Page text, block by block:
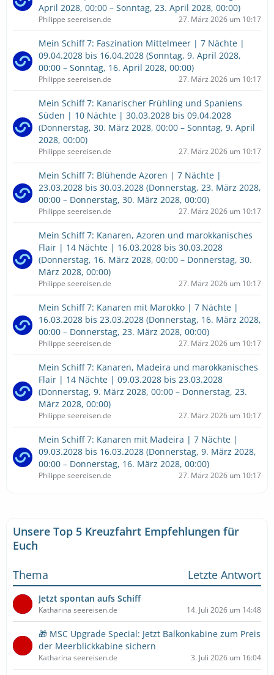
April 2028, 00:00 – Sonntag, 23. April 2028, 00:00)
Philippe seereisen.de 27. März 2026 um 10:17
Mein Schiff 7: Faszination Mittelmeer | 7 Nächte |
09.04.2028 bis 16.04.2028 (Sonntag, 9. April 2028,
00:00 – Sonntag, 16. April 2028, 00:00)
Philippe seereisen.de 27. März 2026 um 10:17
Mein Schiff 7: Kanarischer Frühling und Spaniens
Süden | 10 Nächte | 30.03.2028 bis 09.04.2028
(Donnerstag, 30. März 2028, 00:00 – Sonntag, 9. April
2028, 00:00)
Philippe seereisen.de 27. März 2026 um 10:17
Mein Schiff 7: Blühende Azoren | 7 Nächte |
23.03.2028 bis 30.03.2028 (Donnerstag, 23. März 2028,
00:00 – Donnerstag, 30. März 2028, 00:00)
Philippe seereisen.de 27. März 2026 um 10:17
Mein Schiff 7: Kanaren, Azoren und marokkanisches
Flair | 14 Nächte | 16.03.2028 bis 30.03.2028
(Donnerstag, 16. März 2028, 00:00 – Donnerstag, 30.
März 2028, 00:00)
Philippe seereisen.de 27. März 2026 um 10:17
Mein Schiff 7: Kanaren mit Marokko | 7 Nächte |
16.03.2028 bis 23.03.2028 (Donnerstag, 16. März 2028,
00:00 – Donnerstag, 23. März 2028, 00:00)
Philippe seereisen.de 27. März 2026 um 10:17
Mein Schiff 7: Kanaren, Madeira und marokkanisches
Flair | 14 Nächte | 09.03.2028 bis 23.03.2028
(Donnerstag, 9. März 2028, 00:00 – Donnerstag, 23.
März 2028, 00:00)
Philippe seereisen.de 27. März 2026 um 10:17
Mein Schiff 7: Kanaren mit Madeira | 7 Nächte |
09.03.2028 bis 16.03.2028 (Donnerstag, 9. März 2028,
00:00 – Donnerstag, 16. März 2028, 00:00)
Philippe seereisen.de 27. März 2026 um 10:17
Unsere Top 5 Kreuzfahrt Empfehlungen für
Euch
Thema
Letzte Antwort
Jetzt spontan aufs Schiff
Katharina seereisen.de 14. Juli 2026 um 14:48
🎁 MSC Upgrade Special: Jetzt Balkonkabine zum Preis
der Meerblickkabine sichern
Katharina seereisen.de 3. Juli 2026 um 16:04